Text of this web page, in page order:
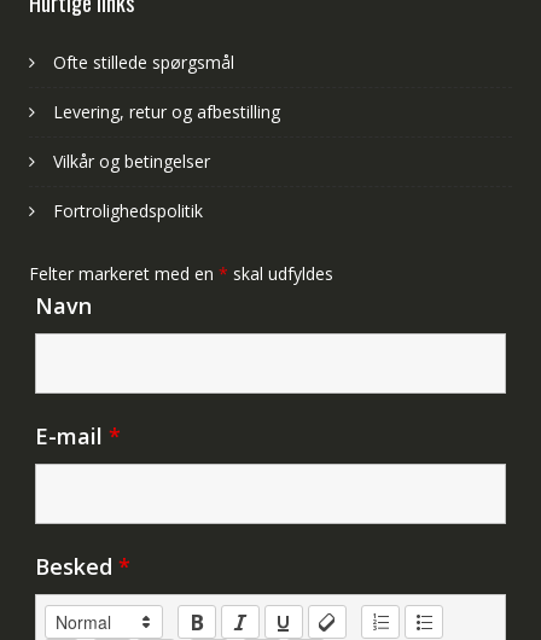
Ofte stillede spørgsmål
Levering, retur og afbestilling
Vilkår og betingelser
Fortrolighedspolitik
Felter markeret med en * skal udfyldes
Navn
E-mail *
Besked *